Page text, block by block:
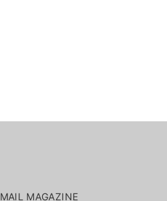
MAIL MAGAZINE